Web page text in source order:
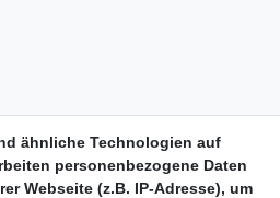
ähnliche Technologien auf
personenbezogene Daten
Webseite (z.B. IP-Adresse), um